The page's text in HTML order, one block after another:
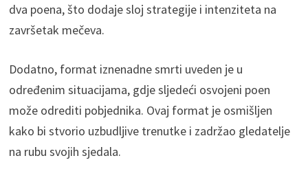
dva poena, što dodaje sloj strategije i intenziteta na
završetak mečeva.
Dodatno, format iznenadne smrti uveden je u
određenim situacijama, gdje sljedeći osvojeni poen
može odrediti pobjednika. Ovaj format je osmišljen
kako bi stvorio uzbudljive trenutke i zadržao gledatelje
na rubu svojih sjedala.